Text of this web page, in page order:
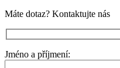
Máte dotaz? Kontaktujte nás
Jméno a příjmení: